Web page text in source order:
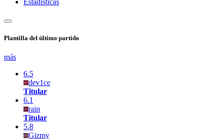
Estadísticas
Plantilla del último partido
más
6.5
dev1ce
Titular
6.1
rain
Titular
5.8
Gizmy